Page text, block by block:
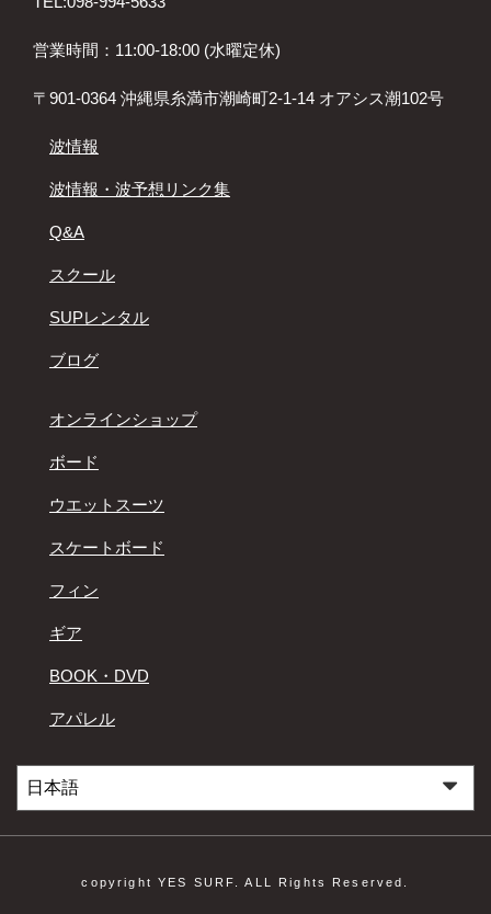
営業時間：11:00-18:00 (水曜定休)
〒901-0364 沖縄県糸満市潮崎町2-1-14 オアシス潮102号
波情報
波情報・波予想リンク集
Q&A
スクール
SUPレンタル
ブログ
オンラインショップ
ボード
ウエットスーツ
スケートボード
フィン
ギア
BOOK・DVD
アパレル
copyright YES SURF. ALL Rights Reserved.